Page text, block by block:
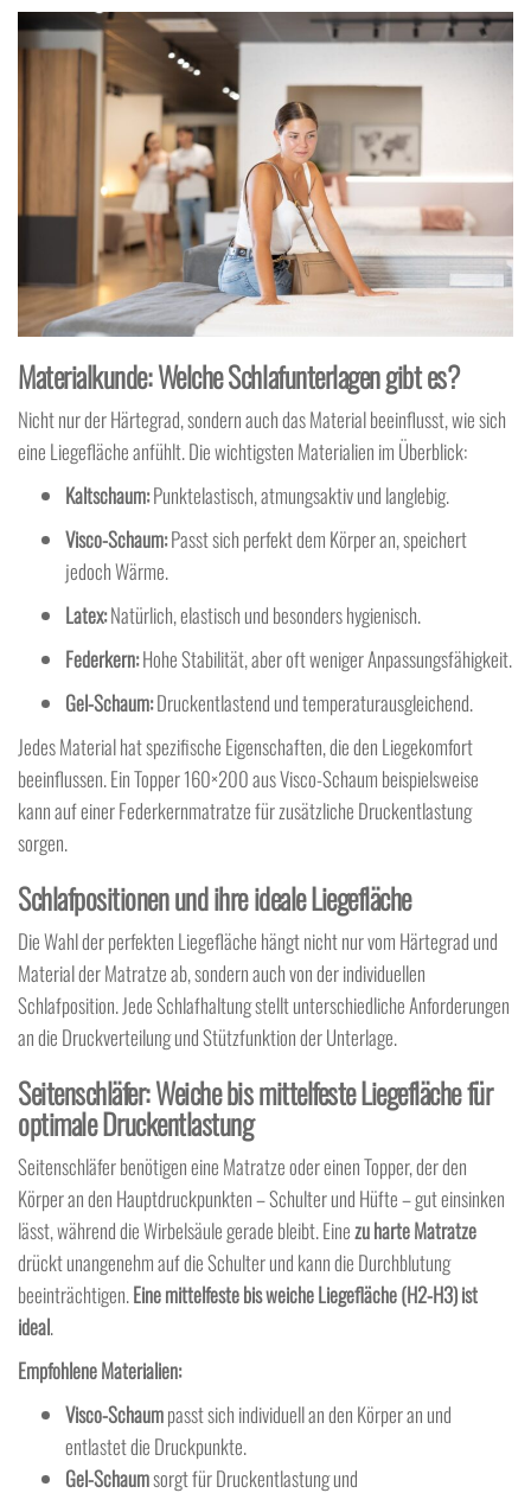
Materialkunde: Welche Schlafunterlagen gibt es?
Nicht nur der Härtegrad, sondern auch das Material beeinflusst, wie sich
eine Liegefläche anfühlt. Die wichtigsten Materialien im Überblick:
Kaltschaum:Punktelastisch, atmungsaktiv und langlebig.
Visco-Schaum:Passt sich perfekt dem Körper an, speichert
jedoch Wärme.
Latex:Natürlich, elastisch und besonders hygienisch.
Federkern:Hohe Stabilität, aber oft weniger Anpassungsfähigkeit.
Gel-Schaum:Druckentlastend und temperaturausgleichend.
Jedes Material hat spezifische Eigenschaften, die den Liegekomfort
beeinflussen. Ein Topper 160×200 aus Visco-Schaum beispielsweise
kann auf einer Federkernmatratze für zusätzliche Druckentlastung
sorgen.
Schlafpositionen und ihre ideale Liegefläche
Die Wahl der perfekten Liegefläche hängt nicht nur vom Härtegrad und
Material der Matratze ab, sondern auch von der individuellen
Schlafposition. Jede Schlafhaltung stellt unterschiedliche Anforderungen
an die Druckverteilung und Stützfunktion der Unterlage.
Seitenschläfer: Weiche bis mittelfeste Liegefläche für
optimale Druckentlastung
Seitenschläfer benötigen eine Matratze oder einen Topper, der den
Körper an den Hauptdruckpunkten – Schulter und Hüfte – gut einsinken
lässt, während die Wirbelsäule gerade bleibt. Einezu harte Matratze
drückt unangenehm auf die Schulter und kann die Durchblutung
beeinträchtigen.Eine mittelfeste bis weiche Liegefläche (H2-H3) ist
ideal.
Empfohlene Materialien:
Visco-Schaumpasst sich individuell an den Körper an und
entlastet die Druckpunkte.
Gel-Schaumsorgt für Druckentlastung und